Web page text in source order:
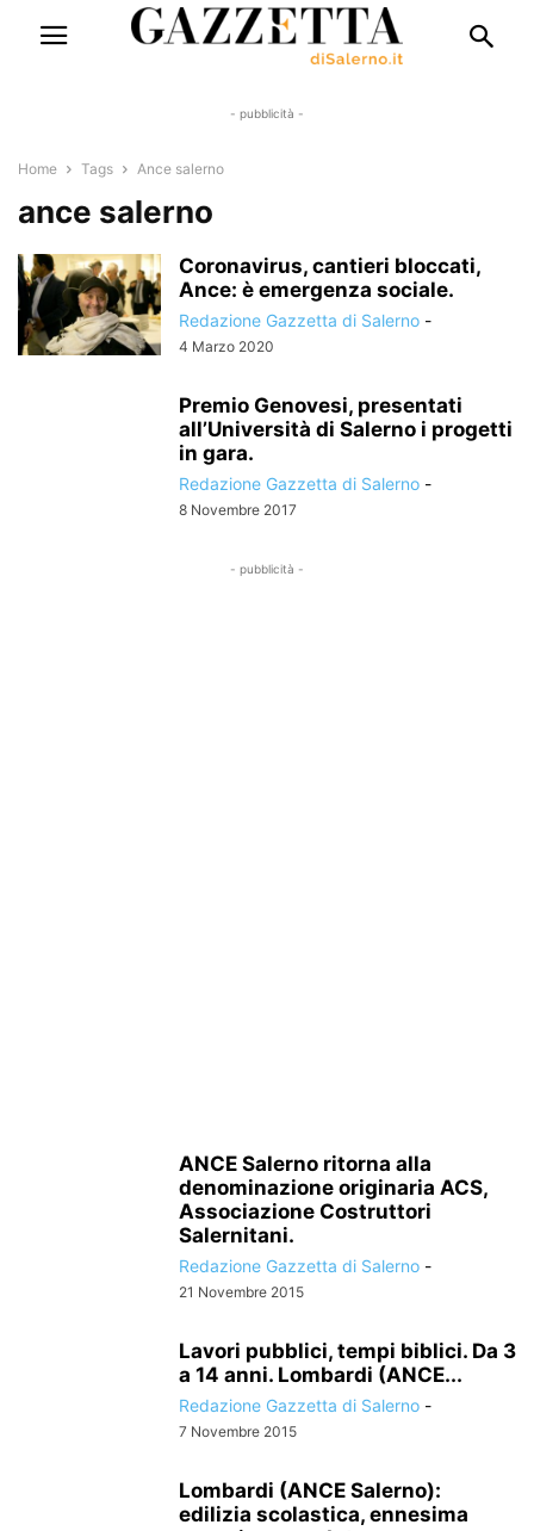
- pubblicità -
Home Tags Ance salerno
ance salerno
Coronavirus, cantieri bloccati,
Ance: è emergenza sociale.
Redazione Gazzetta di Salerno -
4 Marzo 2020
Premio Genovesi, presentati
all’Università di Salerno i progetti
in gara.
Redazione Gazzetta di Salerno -
8 Novembre 2017
- pubblicità -
ANCE Salerno ritorna alla
denominazione originaria ACS,
Associazione Costruttori
Salernitani.
Redazione Gazzetta di Salerno -
21 Novembre 2015
Lavori pubblici, tempi biblici. Da 3
a 14 anni. Lombardi (ANCE...
Redazione Gazzetta di Salerno -
7 Novembre 2015
Lombardi (ANCE Salerno):
edilizia scolastica, ennesima